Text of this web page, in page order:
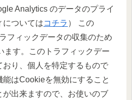
Analytics のデータのプライ
についてはコチラ ）
この
フィックデータの収集のため
ます。このトラフィックデー
おり、個人を特定するもので
はCookieを無効にすること
が出来ますので、お使いのブ